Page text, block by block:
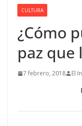
CULTURA
¿Cómo
paz que
7 febrero, 2018 El